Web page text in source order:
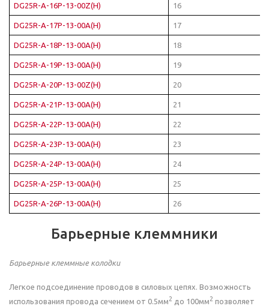
DG25R-A-16P-13-00Z(H) 16
DG25R-A-17P-13-00A(H) 17
DG25R-A-18P-13-00A(H) 18
DG25R-A-19P-13-00A(H) 19
DG25R-A-20P-13-00Z(H) 20
DG25R-A-21P-13-00A(H) 21
DG25R-A-22P-13-00A(H) 22
DG25R-A-23P-13-00A(H) 23
DG25R-A-24P-13-00A(H) 24
DG25R-A-25P-13-00A(H) 25
DG25R-A-26P-13-00A(H) 26
Барьерные клеммники
Барьерные клеммные колодки
Легкое подсоединение проводов в силовых цепях. Возможность
использования провода сечением от 0.5мм2 до 100мм2 позволяет